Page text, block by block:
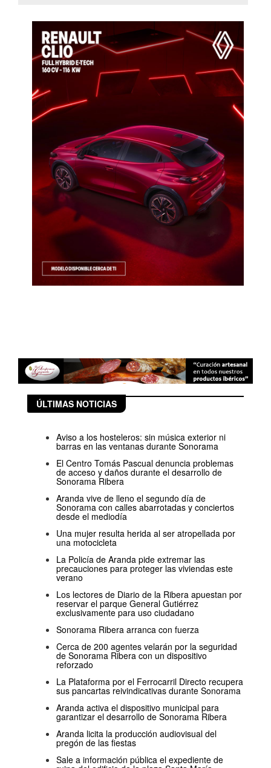
ÚLTIMAS NOTICIAS
Aviso a los hosteleros: sin música exterior ni
barras en las ventanas durante Sonorama
El Centro Tomás Pascual denuncia problemas
de acceso y daños durante el desarrollo de
Sonorama Ribera
Aranda vive de lleno el segundo día de
Sonorama con calles abarrotadas y conciertos
desde el mediodía
Una mujer resulta herida al ser atropellada por
una motocicleta
La Policía de Aranda pide extremar las
precauciones para proteger las viviendas este
verano
Los lectores de Diario de la Ribera apuestan por
reservar el parque General Gutiérrez
exclusivamente para uso ciudadano
Sonorama Ribera arranca con fuerza
Cerca de 200 agentes velarán por la seguridad
de Sonorama Ribera con un dispositivo
reforzado
La Plataforma por el Ferrocarril Directo recupera
sus pancartas reivindicativas durante Sonorama
Aranda activa el dispositivo municipal para
garantizar el desarrollo de Sonorama Ribera
Aranda licita la producción audiovisual del
pregón de las fiestas
Sale a información pública el expediente de